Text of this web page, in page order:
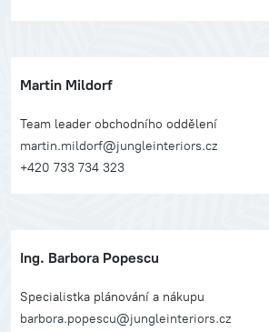
Martin Mildorf
Team leader obchodního oddělení
martin.mildorf@jungleinteriors.cz
+420 733 734 323
Ing. Barbora Popescu
Specialistka plánování a nákupu
barbora.popescu@jungleinteriors.cz